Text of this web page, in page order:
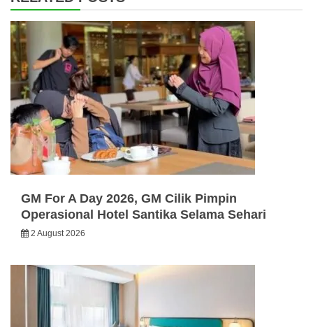
GM For A Day 2026, GM Cilik Pimpin
Operasional Hotel Santika Selama Sehari
2 August 2026